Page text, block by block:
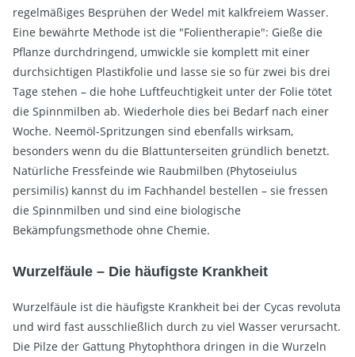
regelmäßiges Besprühen der Wedel mit kalkfreiem Wasser.
Eine bewährte Methode ist die "Folientherapie": Gieße die
Pflanze durchdringend, umwickle sie komplett mit einer
durchsichtigen Plastikfolie und lasse sie so für zwei bis drei
Tage stehen – die hohe Luftfeuchtigkeit unter der Folie tötet
die Spinnmilben ab. Wiederhole dies bei Bedarf nach einer
Woche. Neemöl-Spritzungen sind ebenfalls wirksam,
besonders wenn du die Blattunterseiten gründlich benetzt.
Natürliche Fressfeinde wie Raubmilben (Phytoseiulus
persimilis) kannst du im Fachhandel bestellen – sie fressen
die Spinnmilben und sind eine biologische
Bekämpfungsmethode ohne Chemie.
Wurzelfäule – Die häufigste Krankheit
Wurzelfäule ist die häufigste Krankheit bei der Cycas revoluta
und wird fast ausschließlich durch zu viel Wasser verursacht.
Die Pilze der Gattung Phytophthora dringen in die Wurzeln